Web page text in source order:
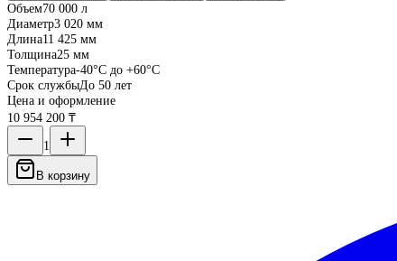
Объем70 000 л
Диаметр3 020 мм
Длина11 425 мм
Толщина25 мм
Температура-40°C до +60°C
Срок службыДо 50 лет
Цена и оформление
10 954 200 ₸
1
В корзину